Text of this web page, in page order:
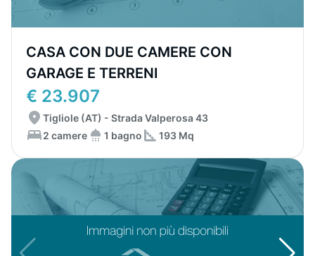
CASA CON DUE CAMERE CON
GARAGE E TERRENI
€ 23.907
Tigliole (AT) - Strada Valperosa 43
2 camere
1 bagno 193 Mq